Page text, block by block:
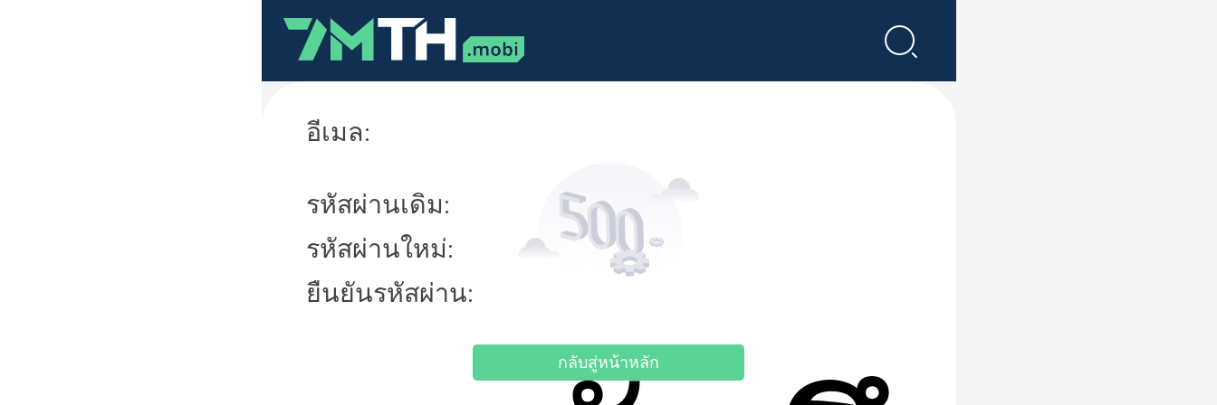
อีเมล:
รหัสผ่านเดิม:
รหัสผ่านใหม่:
ยืนยันรหัสผ่าน:
กลับสู่หน้าหลัก